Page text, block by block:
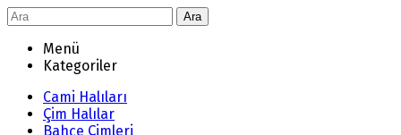
Ara
Menü
Kategoriler
Cami Halıları
Çim Halılar
Bahçe Çimleri